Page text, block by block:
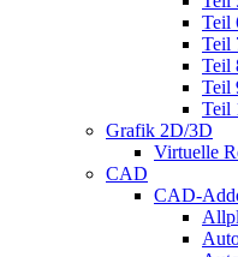
Teil
Teil
Teil
Teil
Teil
Grafik 2D/3D
Virtuelle
CAD
CAD-